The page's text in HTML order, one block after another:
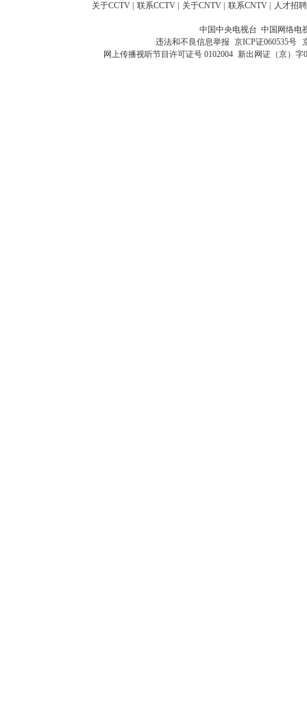
关于CCTV 联系CCTV 关于CNTV 联系CNTV 人才招聘
中国中央电视台 中国网络电
违法和不良信息举报 京ICP证060535号
网上传播视听节目许可证号 0102004 新出网证（京）